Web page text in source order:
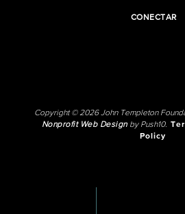
CONECTAR
Copyright © 2026 John Templeton
Nonprofit Web Designby Push10.
Policy